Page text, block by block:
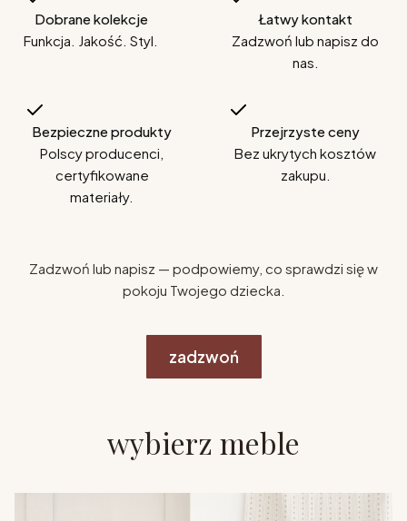
Dobrane kolekcje
Funkcja. Jakość. Styl.
Łatwy kontakt
Zadzwoń lub napisz do
nas.
Bezpieczne produkty
Polscy producenci,
certyfikowane
materiały.
Przejrzyste ceny
Bez ukrytych kosztów
zakupu.
Zadzwoń lub napisz — podpowiemy, co sprawdzi się w
pokoju Twojego dziecka.
zadzwoń
wybierz meble